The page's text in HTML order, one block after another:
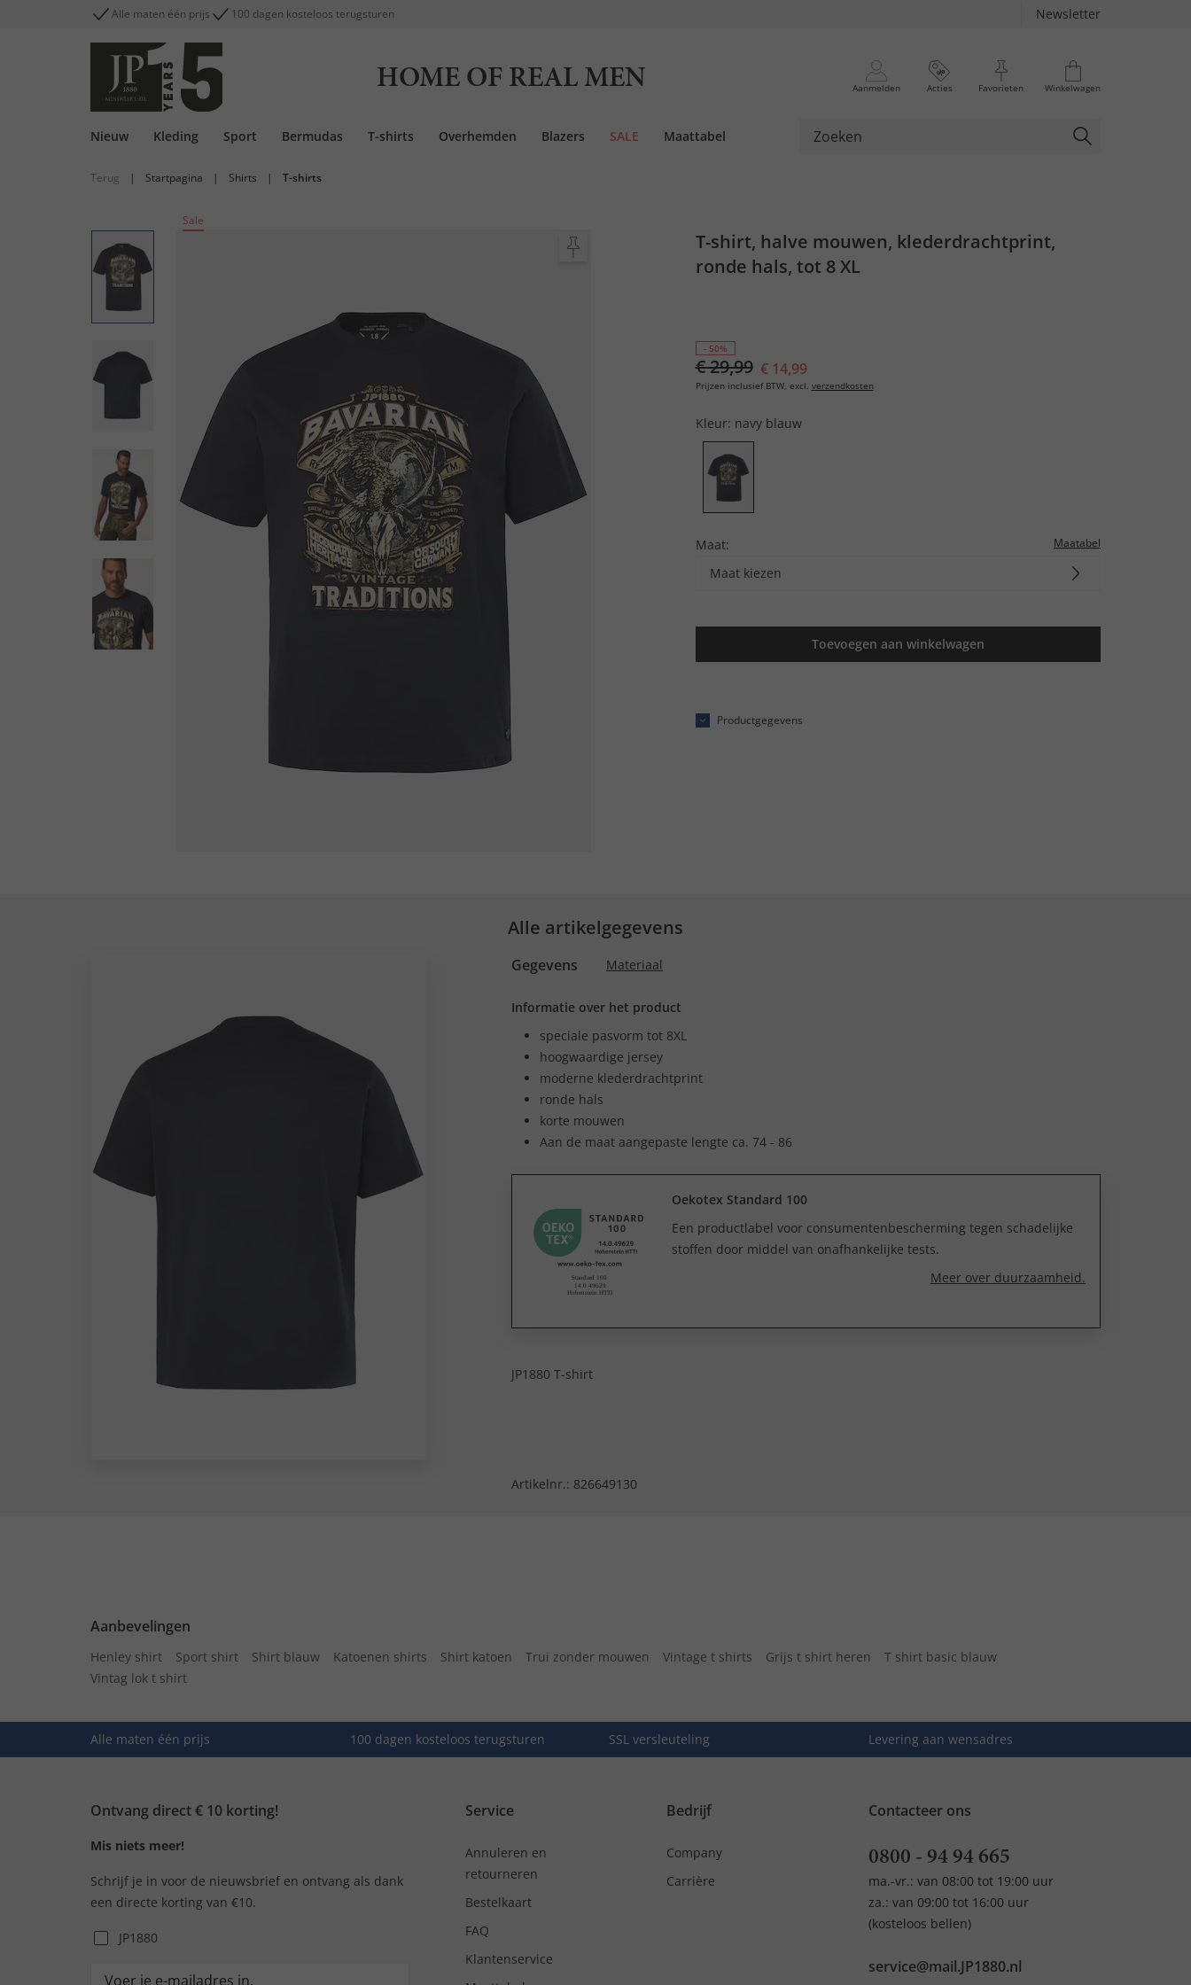
Alle maten één prijs 100 dagen kosteloos terugsturen Newsletter
HOME OF REAL MEN Aanmelden Acties Favorieten Winkelwagen
Nieuw Kleding Sport Bermudas T-shirts Overhemden Blazers SALE Maattabel
Terug | Startpagina | Shirts | T-shirts
Sale
T-shirt, halve mouwen, klederdrachtprint,
ronde hals, tot 8 XL
- 50%
€ 29,99 € 14,99
Prijzen inclusief BTW, excl. verzendkosten
Kleur: navy blauw
Maat: Maatabel
Maat kiezen
Toevoegen aan winkelwagen
Productgegevens
Alle artikelgegevens
Gegevens Materiaal
Informatie over het product
speciale pasvorm tot 8XL
hoogwaardige jersey
moderne klederdrachtprint
ronde hals
korte mouwen
Aan de maat aangepaste lengte ca. 74 - 86
Oekotex Standard 100
Een productlabel voor consumentenbescherming tegen schadelijke
stoffen door middel van onafhankelijke tests.
Meer over duurzaamheid.
JP1880 T-shirt
Artikelnr.: 826649130
Aanbevelingen
Henley shirt Sport shirt Shirt blauw Katoenen shirts Shirt katoen Trui zonder mouwen Vintage t shirts Grijs t shirt heren
T shirt basic blauw
Vintag lok t shirt
Alle maten één prijs 100 dagen kosteloos terugsturen SSL versleuteling Levering aan wensadres
Ontvang direct € 10 korting!
Mis niets meer!
Schrijf je in voor de nieuwsbrief en ontvang als dank
een directe korting van €10.
JP1880
Service
Annuleren en
retourneren
Bestelkaart
FAQ
Klantenservice
Bedrijf
Company
Carrière
Contacteer ons
0800 - 94 94 665
ma.-vr.: van 08:00 tot 19:00 uur
za.: van 09:00 tot 16:00 uur
(kosteloos bellen)
service@mail.JP1880.nl